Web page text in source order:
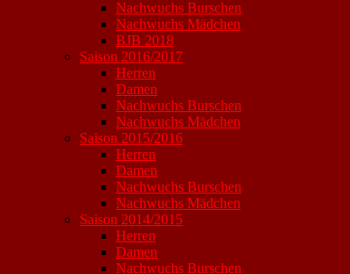
Nachwuchs Burschen
Nachwuchs Mädchen
BJB 2018
Saison 2016/2017
Herren
Damen
Nachwuchs Burschen
Nachwuchs Mädchen
Saison 2015/2016
Herren
Damen
Nachwuchs Burschen
Nachwuchs Mädchen
Saison 2014/2015
Herren
Damen
Nachwuchs Burschen